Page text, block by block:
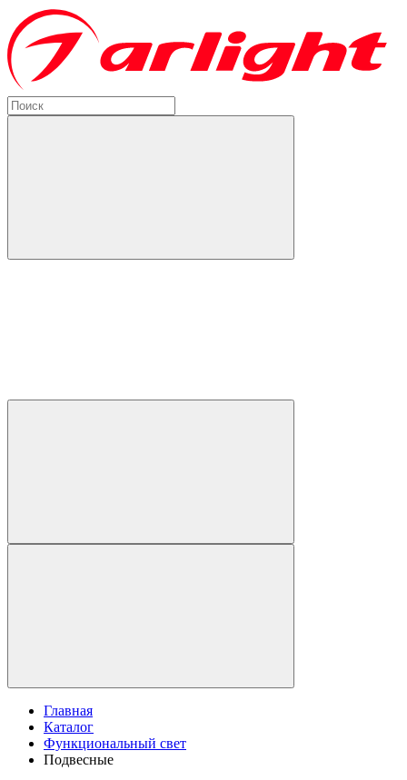
Главная
Каталог
Функциональный свет
Подвесные